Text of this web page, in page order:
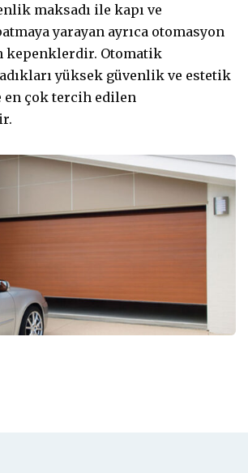
maksadı ile kapı ve
yarayan ayrıca otomasyon
kepenklerdir. Otomatik
yüksek güvenlik ve estetik
çok tercih edilen